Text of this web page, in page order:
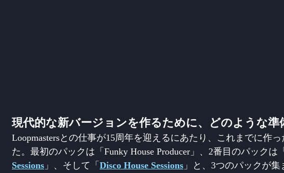
現代的な新バージョンを作るために、どのような準
Loopmastersとの仕事が15周年を迎えるにあたり、これまでに作
た。最初のパックは「Funky House Producer」、2番目のパックは「
Sessions 」、そして「 Disco House Sessions 」と、3つのパックが